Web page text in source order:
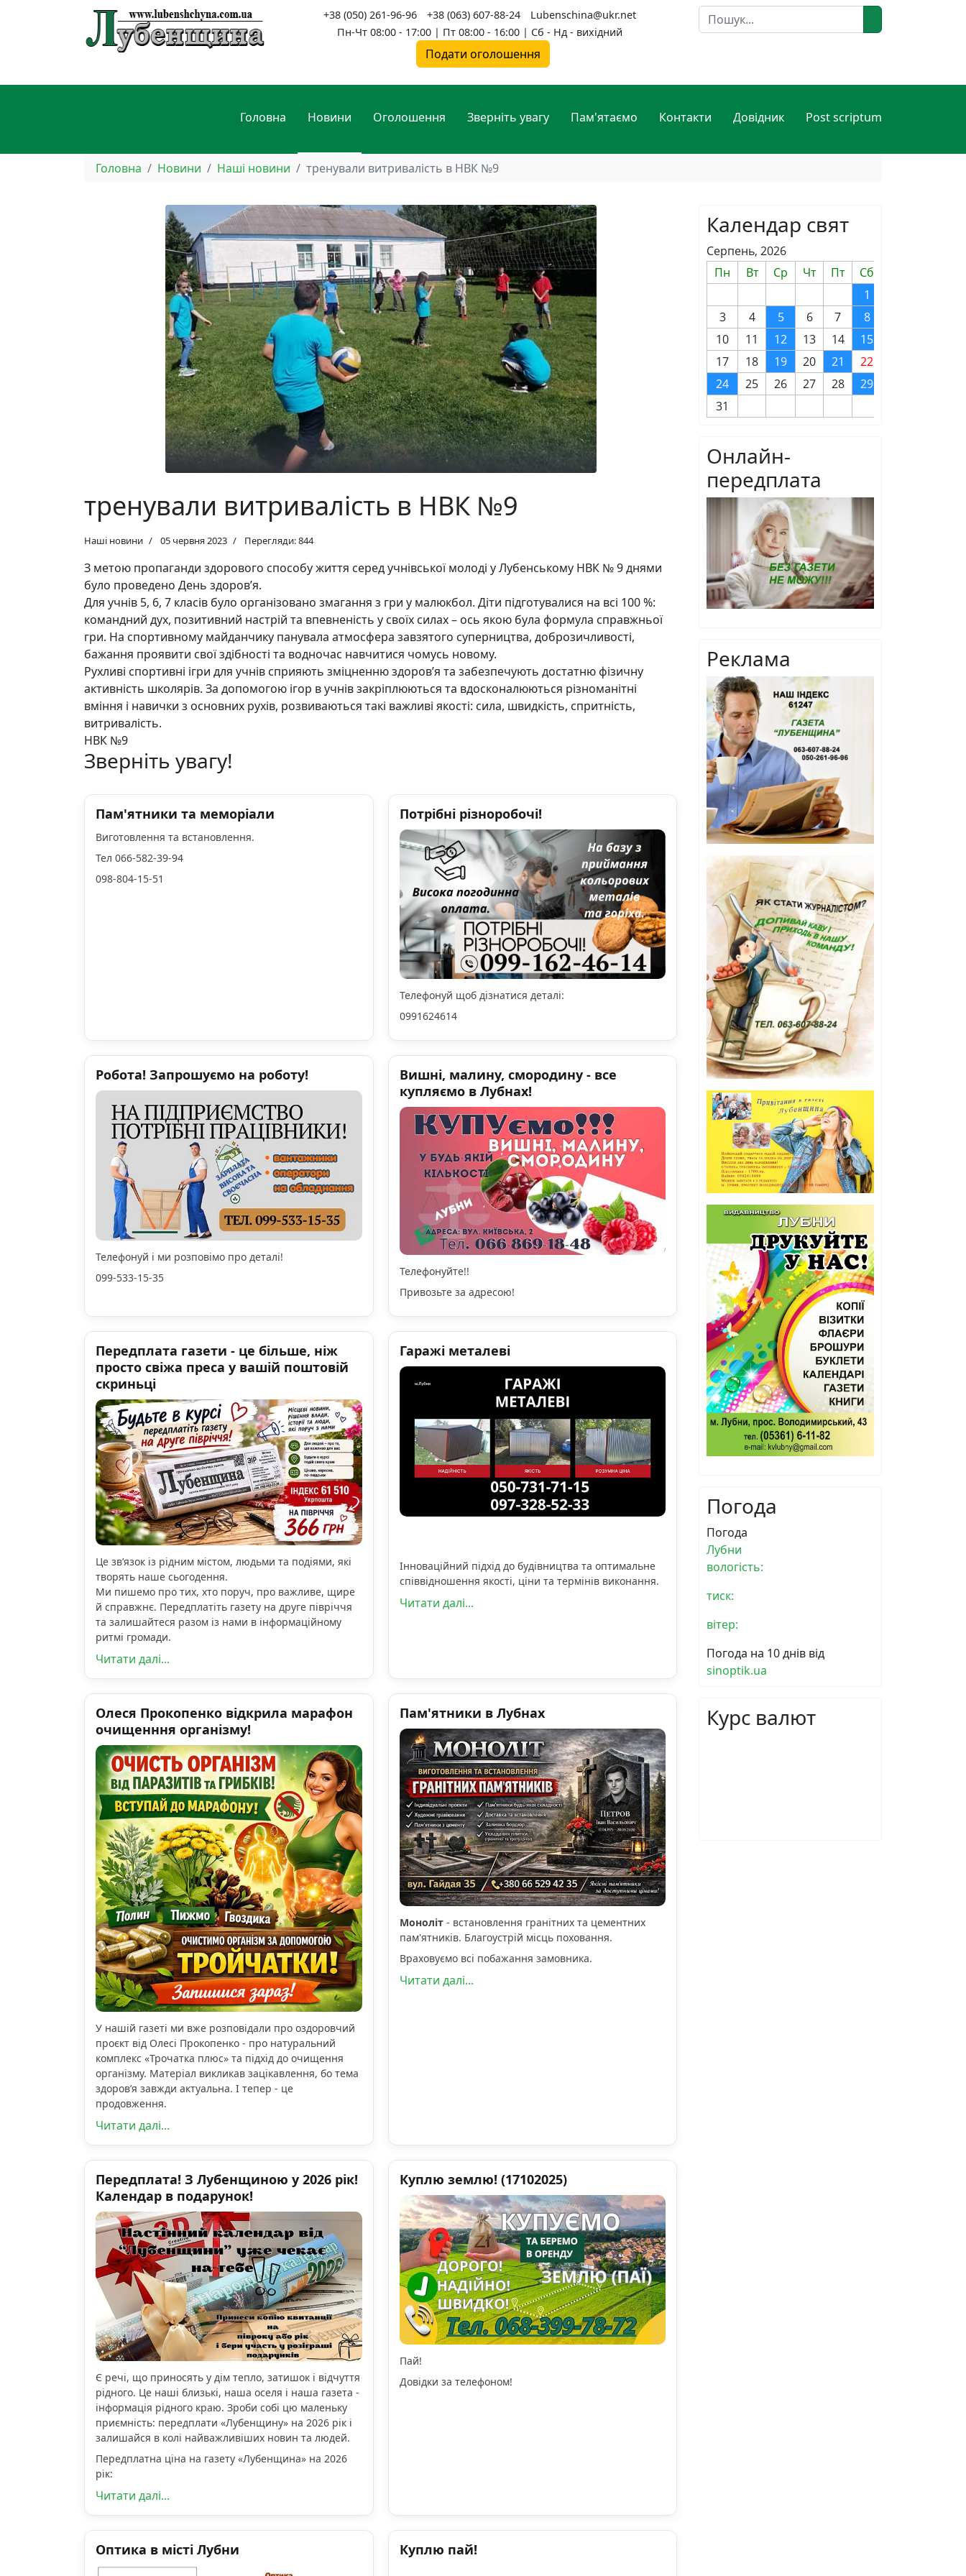
+38 (050) 261-96-96 +38 (063) 607-88-24
Lubenschina@ukr.net
Пн-Чт 08:00 - 17:00 | Пт 08:00 - 16:00 | Сб - Нд - вихідний
Подати оголошення
Пошук
Головна Новини Оголошення Зверніть увагу Пам'ятаємо Контакти Довідник Post scriptum
Головна Новини Наші новини тренували витривалість в НВК №9
тренували витривалість в НВК №9
Наші новини 05 червня 2023 Перегляди: 844
З метою пропаганди здорового способу життя серед учнівської молоді у Лубенському НВК № 9 днями
було проведено День здоров’я.
Для учнів 5, 6, 7 класів було організовано змагання з гри у малюкбол. Діти підготувалися на всі 100 %:
командний дух, позитивний настрій та впевненість у своїх силах – ось якою була формула справжньої
гри. На спортивному майданчику панувала атмосфера завзятого суперництва, доброзичливості,
бажання проявити свої здібності та водночас навчитися чомусь новому.
Рухливі спортивні ігри для учнів сприяють зміцненню здоров’я та забезпечують достатню фізичну
активність школярів. За допомогою ігор в учнів закріплюються та вдосконалюються різноманітні
вміння і навички з основних рухів, розвиваються такі важливі якості: сила, швидкість, спритність,
витривалість.
НВК №9
Зверніть увагу!
Пам'ятники та меморіали
Виготовлення та встановлення.
Тел 066-582-39-94
098-804-15-51
Потрібні різноробочі!
Телефонуй щоб дізнатися деталі:
0991624614
Робота! Запрошуємо на роботу!
Телефонуй і ми розповімо про деталі!
099-533-15-35
Вишні, малину, смородину - все
купляємо в Лубнах!
Телефонуйте!!
Привозьте за адресою!
Передплата газети - це більше, ніж
просто свіжа преса у вашій поштовій
скриньці
Це зв’язок із рідним містом, людьми та подіями, які
творять наше сьогодення.
Ми пишемо про тих, хто поруч, про важливе, щире
й справжнє. Передплатіть газету на друге півріччя
та залишайтеся разом із нами в інформаційному
ритмі громади.
Читати далі...
Гаражі металеві
Інноваційний підхід до будівництва та оптимальне
співвідношення якості, ціни та термінів виконання.
Читати далі...
Олеся Прокопенко відкрила марафон
очищенння організму!
У нашій газеті ми вже розповідали про оздоровчий
проєкт від Олесі Прокопенко - про натуральний
комплекс «Трочатка плюс» та підхід до очищення
організму. Матеріал викликав зацікавлення, бо тема
здоров’я завжди актуальна. І тепер - це
продовження.
Читати далі...
Пам'ятники в Лубнах
Моноліт- встановлення гранітних та цементних
пам'ятників. Благоустрій місць поховання.
Враховуємо всі побажання замовника.
Читати далі...
Передплата! З Лубенщиною у 2026 рік!
Календар в подарунок!
Є речі, що приносять у дім тепло, затишок і відчуття
рідного. Це наші близькі, наша оселя і наша газета -
інформація рідного краю. Зроби собі цю маленьку
приємність: передплати «Лубенщину» на 2026 рік і
залишайся в колі найважливіших новин та людей.
Передплатна ціна на газету «Лубенщина» на 2026
рік:
Читати далі...
Куплю землю! (17102025)
Пай!
Довідки за телефоном!
Оптика в місті Лубни Куплю пай!
Календар свят
Серпень, 2026
Пн
Вт Ср Чт Пт Сб
1
3
4 5 6 7 8
10
11 12 13 14 15
17
18 19 20 21 22
24
25 26 27 28 29
31
Онлайн-
передплата
Реклама
Погода
Погода
Лубни
вологість:
тиск:
вітер:
Погода на 10 днів від
sinoptik.ua
Курс валют